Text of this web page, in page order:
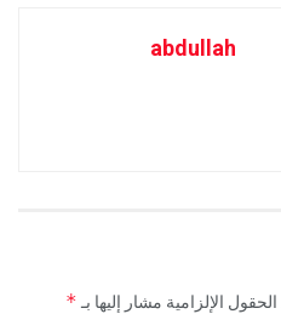
abdullah
الحقول الإلزامية مشار إليها بـ*